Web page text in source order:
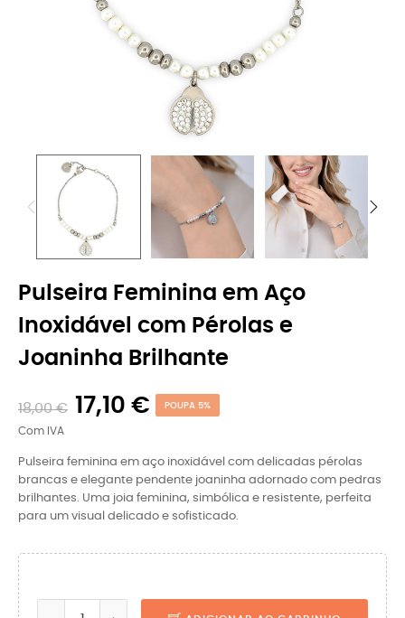
Pulseira Feminina em Aço
Inoxidável com Pérolas e
Joaninha Brilhante
18,00 € 17,10 € POUPA 5%
Com IVA
Pulseira feminina em aço inoxidável com delicadas pérolas
brancas e elegante pendente joaninha adornado com pedras
brilhantes. Uma joia feminina, simbólica e resistente, perfeita
para um visual delicado e sofisticado.